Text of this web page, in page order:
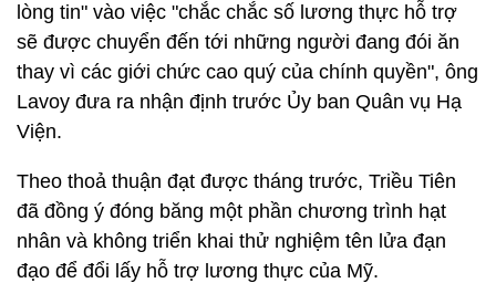
lòng tin" vào việc "chắc chắc số lương thực hỗ trợ
sẽ được chuyển đến tới những người đang đói ăn
thay vì các giới chức cao quý của chính quyền", ông
Lavoy đưa ra nhận định trước Ủy ban Quân vụ Hạ
Viện.
Theo thoả thuận đạt được tháng trước, Triều Tiên
đã đồng ý đóng băng một phần chương trình hạt
nhân và không triển khai thử nghiệm tên lửa đạn
đạo để đổi lấy hỗ trợ lương thực của Mỹ.